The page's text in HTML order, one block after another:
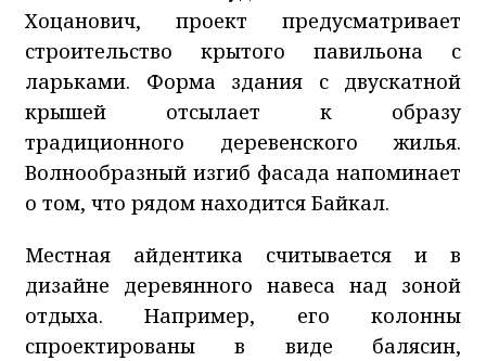
Хоцанович, проект предусматривает
строительство крытого павильона с
ларьками. Форма здания с двускатной
крышей отсылает к образу
традиционного деревенского жилья.
Волнообразный изгиб фасада напоминает
о том, что рядом находится Байкал.
Местная айдентика считывается и в
дизайне деревянного навеса над зоной
отдыха. Например, его колонны
спроектированы в виде балясин,